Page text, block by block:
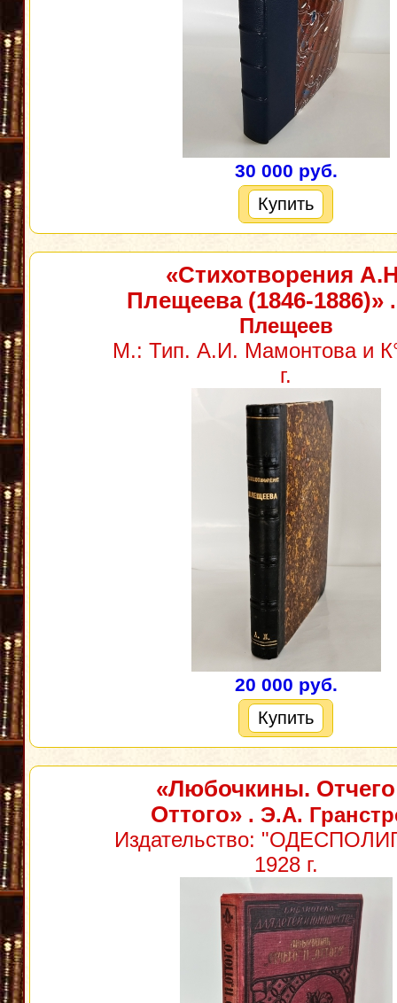
30 000 руб.
Купить
«Стихотворения
Плещеева (1846-1886)»
Плещеев
М.: Тип. А.И. Мамонтова и
г.
20 000 руб.
Купить
«Любочкины.
Оттого». Э.А.
Издательство:
1928 г.